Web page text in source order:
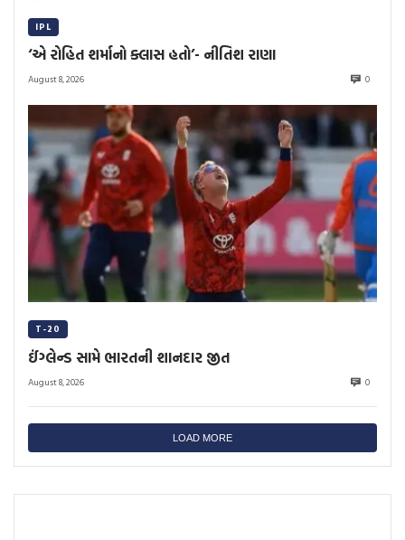
IPL
‘એ રોહિત શર્માનો ક્લાસ હતો’- નીતિશ રાણા
August 8, 2026 0
T-20
ઈંગ્લેન્ડ સામે ભારતની શાનદાર જીત
August 8, 2026 0
LOAD MORE